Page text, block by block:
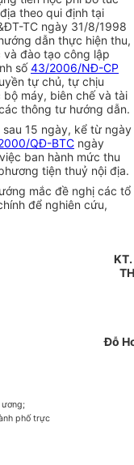
theo qui định tại
TC ngày 31/8/1998
dẫn thực hiện thu,
đào tạo công lập
số43/2006/NĐ-CP
tự chủ, tự chịu
máy, biên chế và tài
thông tư hướng dẫn.
15 ngày, kể từ ngày
QĐ-BTC ngày
ban hành mức thu
tiện thuỷ nội địa.
mắc đề nghị các tổ
để nghiên cứu,
phố trực
KT.
Đỗ